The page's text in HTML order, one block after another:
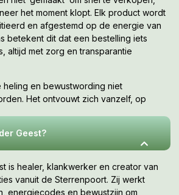
het moment klopt. Elk product wordt
en afgestemd op de energie van
betekent dit dat een bestelling iets
altijd met zorg en transparantie
en bewustwording niet
Het ontvouwt zich vanzelf, op
Geest?
is healer, klankwerker en creator van
vanuit de Sterrenpoort. Zij werkt
energiecodes en bewustzijn om